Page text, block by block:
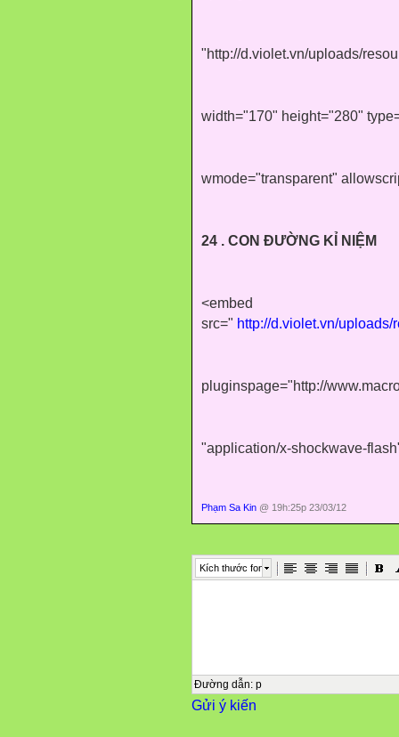
"http://d.violet.vn/uploads/
width="170" height="280"
wmode="transparent"
24 . CON ĐƯỜNG KỈ NIỆM
<embed
src=" http://d.violet.vn/
pluginspage="http://
"application/x-shockwave-
Phạm Sa Kin @ 19h:25p 23/03/12
Kích thước font
Đường dẫn: p
Gửi ý kiến